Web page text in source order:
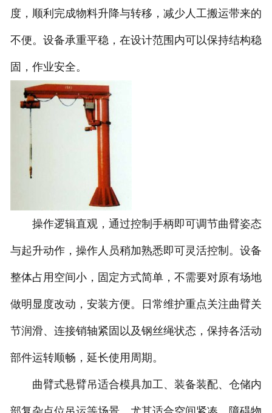
度，顺利完成物料升降与转移，减少人工搬运带来的
不便。设备承重平稳，在设计范围内可以保持结构稳
固，作业安全。
操作逻辑直观，通过控制手柄即可调节曲臂姿态
与起升动作，操作人员稍加熟悉即可灵活控制。设备
整体占用空间小，固定方式简单，不需要对原有场地
做明显度改动，安装方便。日常维护重点关注曲臂关
节润滑、连接销轴紧固以及钢丝绳状态，保持各活动
部件运转顺畅，延长使用周期。
曲臂式悬臂吊适合模具加工、装备装配、仓储内